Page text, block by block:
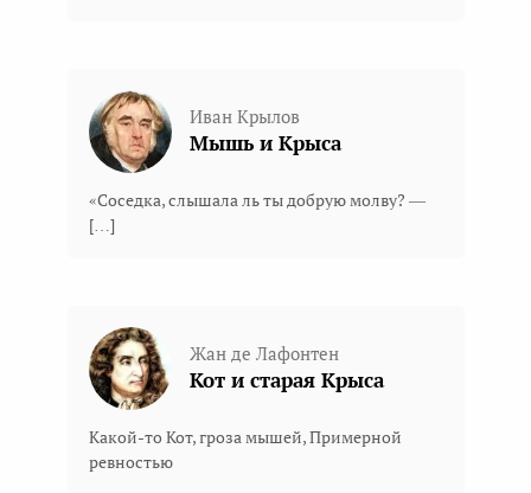
Иван Крылов
Мышь и Крыса
«Соседка, слышала ль ты добрую молву? —
[…]
Жан де Лафонтен
Кот и старая Крыса
Какой-то Кот, гроза мышей, Примерной
ревностью